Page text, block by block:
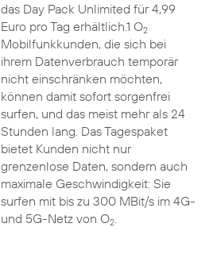
das Day Pack Unlimited für 4,99
Euro pro Tag erhältlich.1 O2
Mobilfunkkunden, die sich bei
ihrem Datenverbrauch temporär
nicht einschränken möchten,
können damit sofort sorgenfrei
surfen, und das meist mehr als 24
Stunden lang. Das Tagespaket
bietet Kunden nicht nur
grenzenlose Daten, sondern auch
maximale Geschwindigkeit: Sie
surfen mit bis zu 300 MBit/s im 4G-
und 5G-Netz von O2.